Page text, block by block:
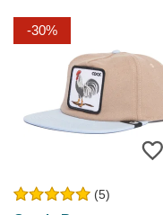
-30%
(5)